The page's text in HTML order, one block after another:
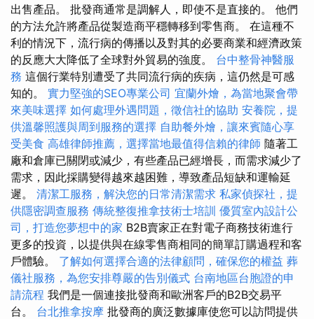
出售產品。 批發商通常是調解人，即使不是直接的。 他們
的方法允許將產品從製造商平穩轉移到零售商。 在這種不
利的情況下，流行病的傳播以及對其的必要商業和經濟政策
的反應大大降低了全球對外貿易的強度。 台中整骨神醫服
務 這個行業特別遭受了共同流行病的疾病，這仍然是可感
知的。 實力堅強的SEO專業公司 宜蘭外燴，為當地聚會帶
來美味選擇 如何處理外遇問題，徵信社的協助 安養院，提
供溫馨照護與周到服務的選擇 自助餐外燴，讓來賓隨心享
受美食 高雄律師推薦，選擇當地最值得信賴的律師 隨著工
廠和倉庫已關閉或減少，有些產品已經增長，而需求減少了
需求，因此採購變得越來越困難，導致產品短缺和運輸延
遲。 清潔工服務，解決您的日常清潔需求 私家偵探社，提
供隱密調查服務 傳統整復推拿技術士培訓 優質室內設計公
司，打造您夢想中的家 B2B賣家正在對電子商務技術進行
更多的投資，以提供與在線零售商相同的簡單訂購過程和客
戶體驗。 了解如何選擇合適的法律顧問，確保您的權益 葬
儀社服務，為您安排尊嚴的告別儀式 台南地區台胞證的申
請流程 我們是一個連接批發商和歐洲客戶的B2B交易平
台。 台北推拿按摩 批發商的廣泛數據庫使您可以訪問提供